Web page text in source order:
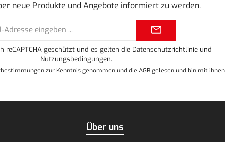
neue Produkte und Angebote informiert zu werden.
Mail-
reCAPTCHA geschützt und es gelten die Datenschutzrichtlinieund
Nutzungsbedingungen.
zur Kenntnis genommen und die AGBgelesen und bin mit ihnen
Über uns